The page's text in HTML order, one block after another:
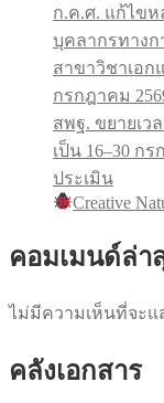
ก.ค.ศ. แก้ไข
บุคลากรทาง
สาขาวิชาเอก
กรกฎาคม
สพฐ. ขยายเว
เป็น 16–30 ก
ประเมิน
Creative
คอมเมนด์ล่า
ไม่มีความเห็นที่จะแ
คลังเอกสาร